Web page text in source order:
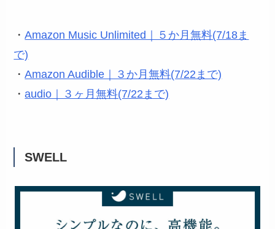
・Amazon Music Unlimited｜５か月無料(7/18ま
で)
・Amazon Audible｜３か月無料(7/22まで)
・audio｜３ヶ月無料(7/22まで)
SWELL